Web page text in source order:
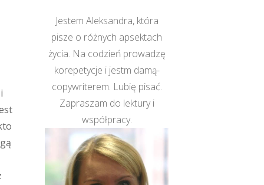
Jestem Aleksandra, która
pisze o różnych apsektach
życia. Na codzień prowadzę
korepetycje i jestm damą-
copywriterem. Lubię pisać.
Zapraszam do lektury i
współpracy.